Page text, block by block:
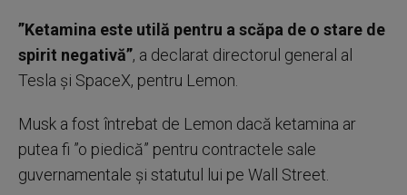
”Ketamina este utilă pentru a scăpa de o stare de
spirit negativă”, a declarat directorul general al
Tesla şi SpaceX, pentru Lemon.
Musk a fost întrebat de Lemon dacă ketamina ar
putea fi ”o piedică” pentru contractele sale
guvernamentale şi statutul lui pe Wall Street.